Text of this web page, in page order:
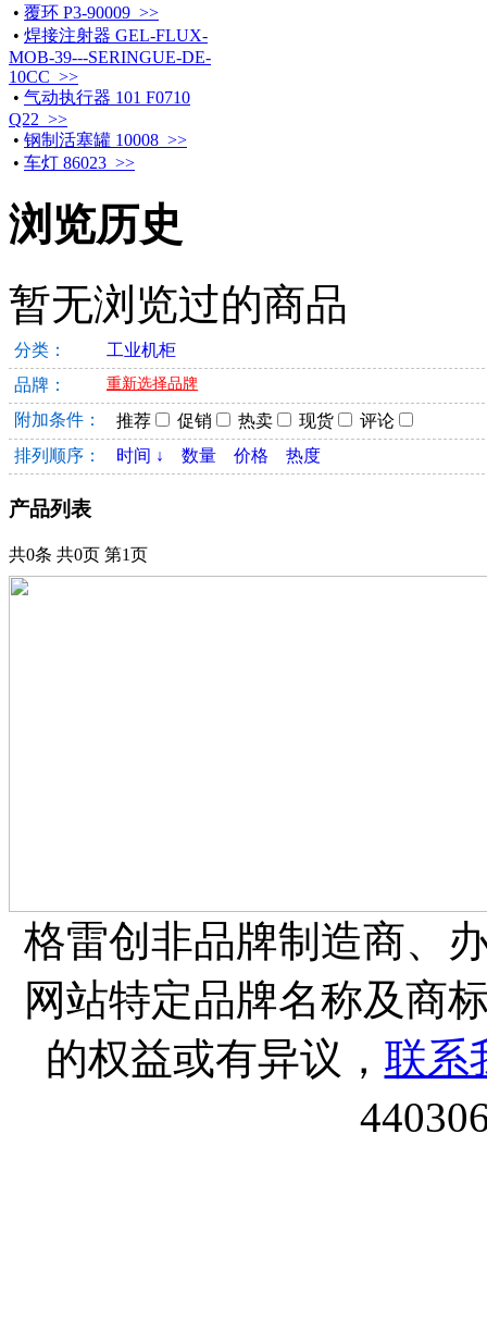
• 覆环 P3-90009 >>
• 焊接注射器 GEL-FLUX-
MOB-39---SERINGUE-DE-
10CC >>
• 气动执行器 101 F0710
Q22 >>
• 钢制活塞罐 10008 >>
• 车灯 86023 >>
浏览历史
暂无浏览过的商品
分类：
工业机柜
品牌：
重新选择品牌
附加条件： 推荐 促销 热卖 现货
评论
排列顺序：
时间 ↓ 数量 价格 热度
产品列表
共0条 共0页 第1页
格雷创非品牌制造商、
网站特定品牌名称及商
的权益或有异议， 联系